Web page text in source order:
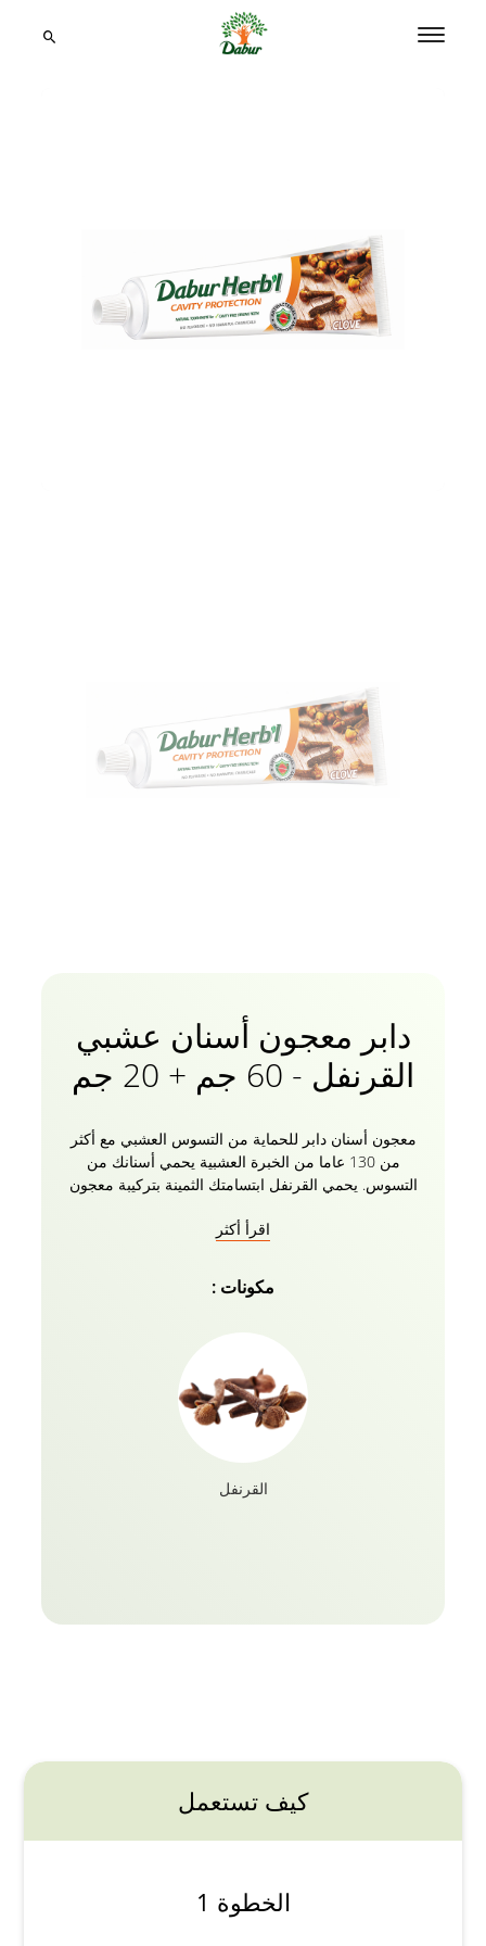
دابر معجون أسنان عشبي
القرنفل - 60 جم + 20 جم
معجون أسنان دابر للحماية من التسوس العشبي مع أكثر
من 130 عاما من الخبرة العشبية يحمي أسنانك من
التسوس. يحمي القرنفل ابتسامتك الثمينة بتركيبة معجون
ضارة. ابتسم بثقة مع معجون أسنان دابر هيربال كلفل
الوقت لتوديع التجاويف.
اقرأ أكثر
مكونات :
القرنفل
كيف تستعمل
الخطوة 1